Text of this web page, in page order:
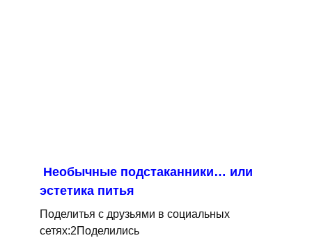
Необычные подстаканники… или
эстетика питья
Поделитья с друзьями в социальных
сетях:2Поделились